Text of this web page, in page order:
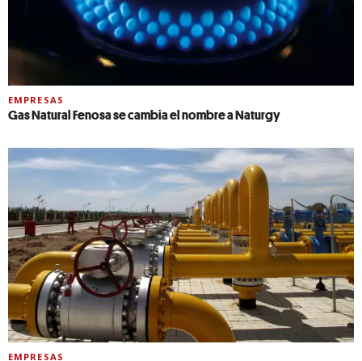
EMPRESAS
Gas Natural Fenosa se cambia el nombre a Naturgy
EMPRESAS